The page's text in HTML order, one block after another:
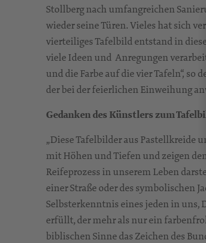
Stollberg nach umfangreichen
wieder seine Türen. Vieles hat sich
vierteiliges Tafelbild entstand in
viele Ideen und Anregungen
und die Farbe auf die vier Tafeln“, so
der bei der feierlichen Einweihung
Gedanken des Künstlers zum
„Diese Tafelbilder aus Pastellkreide
mit Höhen und Tiefen und zeigen
Reifeprozess in unserem Leben
einer Straße oder des symbolischen
Selbsterkenntnis eines jeden in
erfüllt, der mehr als nur ein
biblischen Sinne das Zeichen des